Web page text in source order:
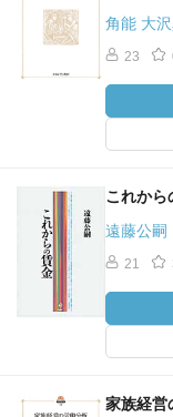
角能 大
23
これから
遠藤公嗣
21
家族経営